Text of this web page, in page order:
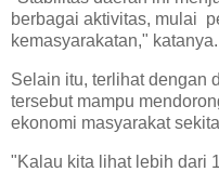
berbagai aktivitas, mulai
kemasyarakatan," katanya.
Selain itu, terlihat dengan
tersebut mampu
ekonomi masyarakat
"Kalau kita lihat lebih dari